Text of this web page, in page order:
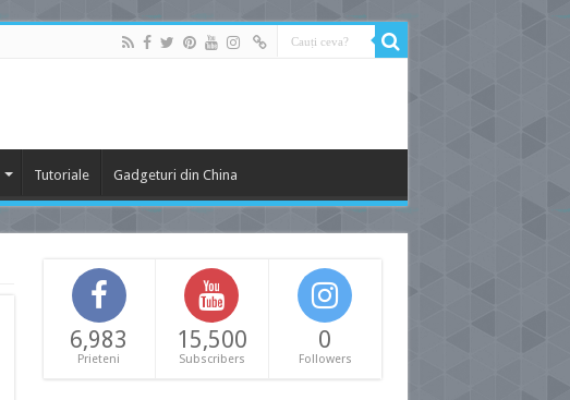
Tutoriale Gadgeturi din China
6,983
Prieteni
15,500
Subscribers
0
Followers